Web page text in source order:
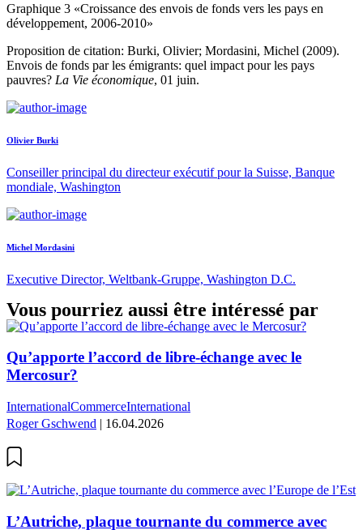
Graphique 3 «Croissance des envois de fonds vers les pays en
développement, 2006-2010»
Proposition de citation: Burki, Olivier; Mordasini, Michel (2009).
Envois de fonds par les émigrants: quel impact pour les pays
pauvres? La Vie économique, 01 juin.
Olivier Burki
Conseiller principal du directeur exécutif pour la Suisse, Banque
mondiale, Washington
Michel Mordasini
Executive Director, Weltbank-Gruppe, Washington D.C.
Vous pourriez aussi être intéressé par
Qu’apporte l’accord de libre-échange avec le
Mercosur?
InternationalCommerceInternational
Roger Gschwend | 16.04.2026
L’Autriche, plaque tournante du commerce avec